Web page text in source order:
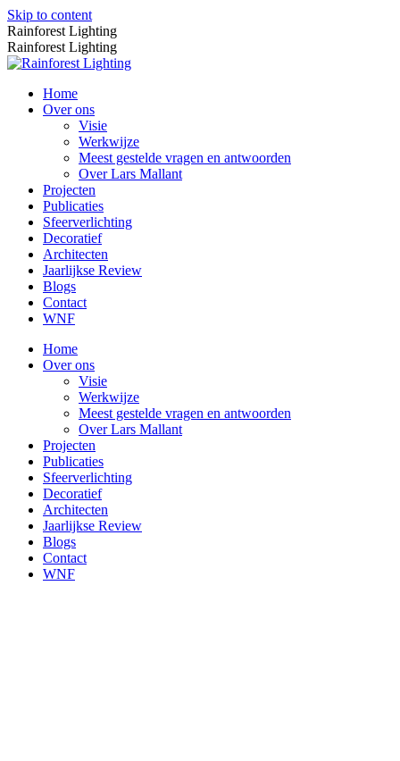
Skip to content
Rainforest Lighting
Rainforest Lighting
Home
Over ons
Visie
Werkwijze
Meest gestelde vragen en antwoorden
Over Lars Mallant
Projecten
Publicaties
Sfeerverlichting
Decoratief
Architecten
Jaarlijkse Review
Blogs
Contact
WNF
Home
Over ons
Visie
Werkwijze
Meest gestelde vragen en antwoorden
Over Lars Mallant
Projecten
Publicaties
Sfeerverlichting
Decoratief
Architecten
Jaarlijkse Review
Blogs
Contact
WNF